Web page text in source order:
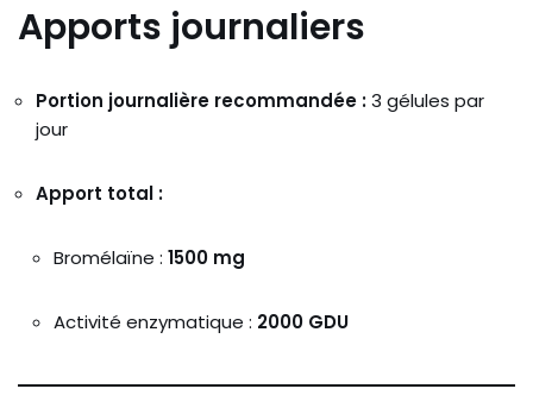
Apports journaliers
Portion journalière recommandée :3 gélules par
jour
Apport total :
Bromélaïne : 1500 mg
Activité enzymatique : 2000 GDU